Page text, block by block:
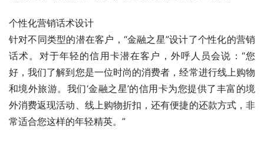
个性化营销话术设计
针对不同类型的潜在客户，“金融之星”设计了个性化的营销
话术。对于年轻的信用卡潜在客户，外呼人员会说：“您
好，我们了解到您是一位时尚的消费者，经常进行线上购物
和境外旅游。我们‘金融之星’的信用卡为您提供了丰富的境
外消费返现活动、线上购物折扣，还有便捷的还款方式，非
常适合您这样的年轻精英。”